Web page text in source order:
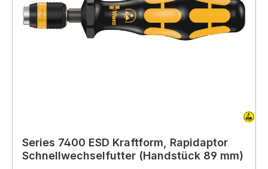
Series 7400 ESD Kraftform, Rapidaptor
Schnellwechselfutter (Handstück 89 mm)